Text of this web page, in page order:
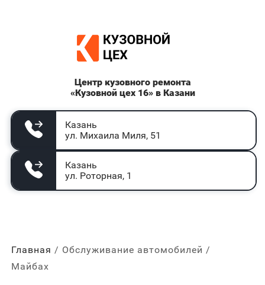
Центр кузовного ремонта
«Кузовной цех 16» в Казани
Казань
ул. Михаила Миля, 51
Казань
ул. Роторная, 1
Главная
Обслуживание автомобилей
Майбах